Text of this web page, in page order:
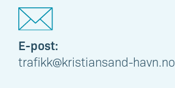
E-post:
trafikk@kristiansand-havn.no